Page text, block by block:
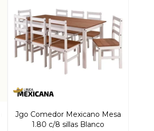
Jgo Comedor Mexicano Mesa
1.80 c/8 sillas Blanco